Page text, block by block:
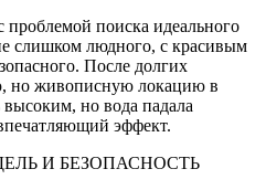
поиска идеального
слишком людного, с красивым
После долгих
но живописную локацию в
но вода падала
эффект.
И БЕЗОПАСНОСТЬ